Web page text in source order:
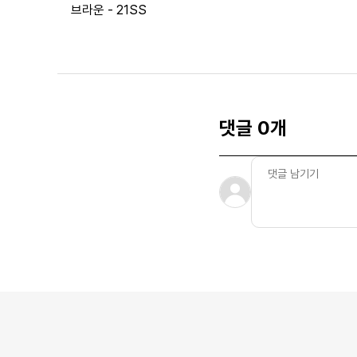
브라운 - 21SS
댓글 0개